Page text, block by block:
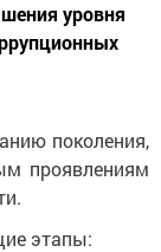
уровня
поколения,
проявлениям
этапы: